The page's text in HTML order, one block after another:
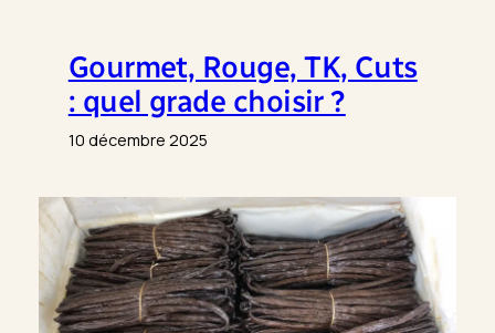
Gourmet, Rouge, TK, Cuts
: quel grade choisir ?
10 décembre 2025